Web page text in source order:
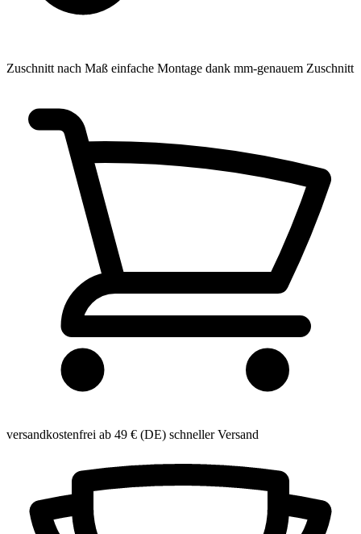
Zuschnitt nach Maß einfache Montage dank mm-genauem Zuschnitt
versandkostenfrei ab 49 € (DE) schneller Versand